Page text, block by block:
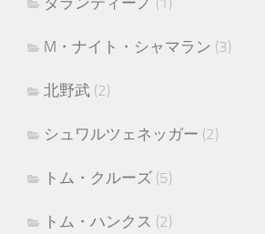
M・ナイト・シャマラン (3)
北野武 (2)
シュワルツェネッガー (2)
トム・クルーズ (5)
トム・ハンクス (2)